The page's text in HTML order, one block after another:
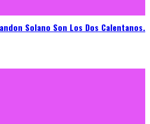
Solano Son Los Dos Calentanos.